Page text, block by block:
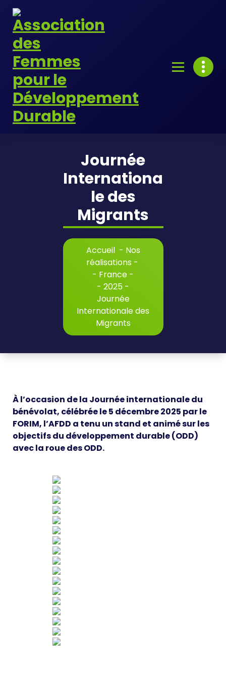
Skip
content
Journée
Internationa
le des
Migrants
Accueil- Nos
réalisations-
- France -
- 2025 -
Journée
Internationale des
Migrants
À l’occasion de la Journée internationale du
bénévolat, célébrée le 5 décembre 2025 par le
FORIM, l’AFDD a tenu un stand et animé sur les
objectifs du développement durable (ODD)
avec la roue des ODD.